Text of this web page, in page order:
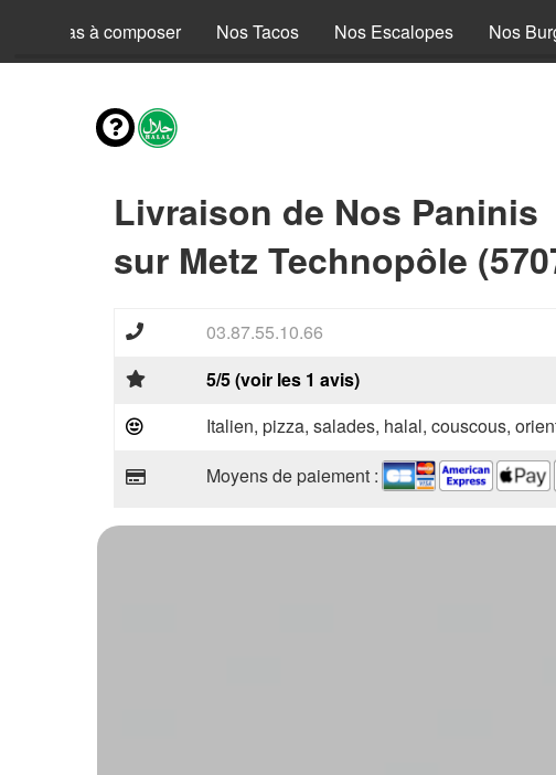
Pizzas à composer Nos Tacos Nos Escalopes Nos
Livraison de Nos Paninis
sur Metz Technopôle
03.87.55.10.66
5/5 (voir les 1 avis)
Italien, pizza, salades, halal, couscous,
Moyens de paiement :